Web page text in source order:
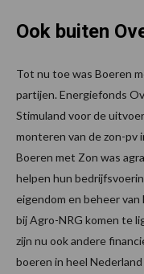
Ook buiten
Tot nu toe was Boeren
partijen. Energiefonds
Stimuland voor de
monteren van de zon-pv
Boeren met Zon was
helpen hun
eigendom en beheer
bij Agro-NRG komen te
zijn nu ook andere
boeren in heel